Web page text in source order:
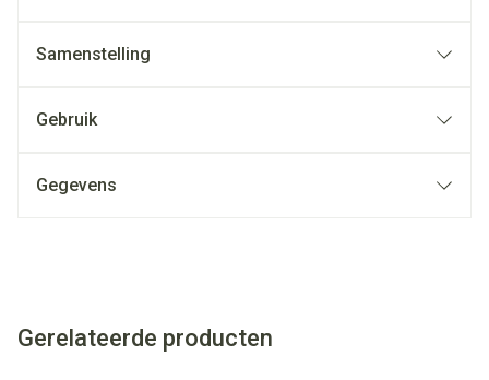
Samenstelling
Gebruik
Gegevens
Gerelateerde producten